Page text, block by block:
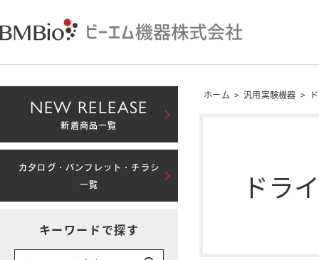
ホーム > 汎用実験機器 >
ドラ
NEW RELEASE
新着商品一覧
カタログ・パンフレット・チラシ
一覧
キーワードで探す